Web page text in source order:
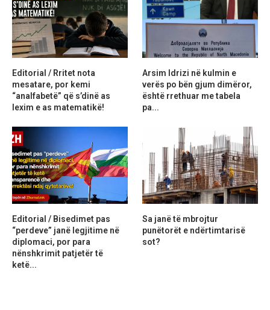
Editorial / Rritet nota
mesatare, por kemi
“analfabetë” që s’dinë as
lexim e as matematikë!
Arsim Idrizi në kulmin e
verës po bën gjum dimëror,
është rrethuar me tabela
pa...
Editorial / Bisedimet pas
“perdeve” janë legjitime në
diplomaci, por para
nënshkrimit patjetër të
ketë...
Sa janë të mbrojtur
punëtorët e ndërtimtarisë
sot?